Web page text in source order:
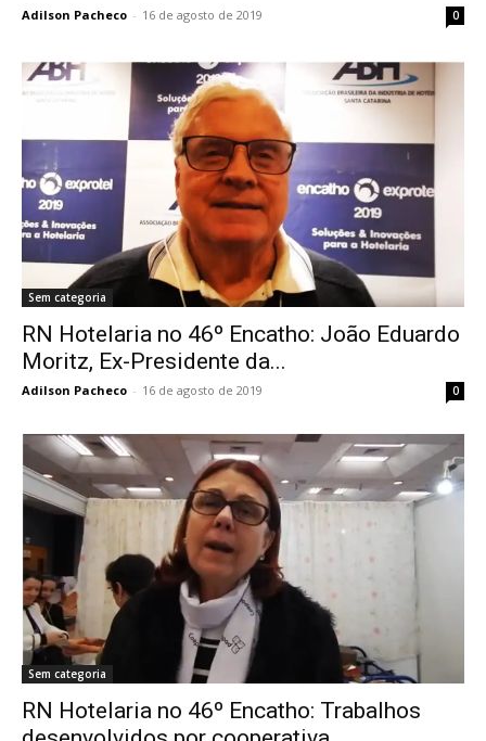
Adilson Pacheco - 16 de agosto de 2019 0
Sem categoria
RN Hotelaria no 46º Encatho: João Eduardo
Moritz, Ex-Presidente da...
Adilson Pacheco - 16 de agosto de 2019 0
Sem categoria
RN Hotelaria no 46º Encatho: Trabalhos